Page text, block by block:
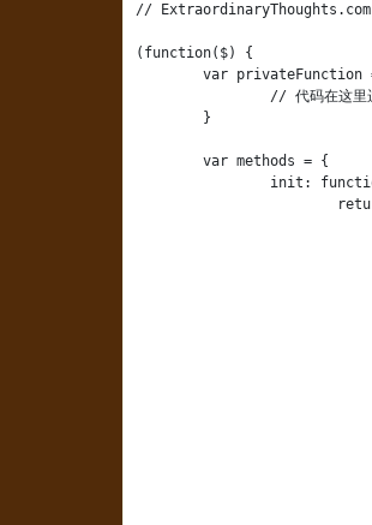
// ExtraordinaryThoughts.com
(function($) {